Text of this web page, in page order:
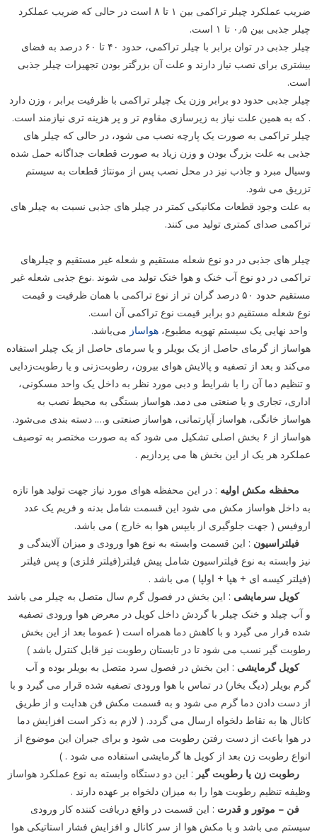
ضریب عملکرد چیلر تراکمی بین ۱ تا ۸ است در حالی که ضریب عملکرد
چیلر جذبی بین ۰٫۵ تا ۱ است.
چیلر جذبی در توان برابر با چیلر تراکمی، حدود ۴۰ تا ۶۰ درصد به فضای
بیشتری برای نصب نیاز دارند و علت آن بزرگتر بودن تجهیزات چیلر جذبی
است.
چیلر جذبی حدود دو برابر وزن یک چیلر تراکمی با ظرفیت برابر ، وزن دارد
. که به همین علت نیاز به زیرسازی مقاوم تر و پر هزینه تری نیازمند است.
چیلر تراکمی به صورت یک پارچه نصب می شود، در حالی که چیلر های
جذبی به علت بزرگ بودن و وزن زیاد به صورت قطعات جداگانه حمل شده
وسیال مبرد و جاذب نیز در محل نصب پس از مونتاژ قطعات به سیستم
تزریق می شود.
به علت وجود قطعات مکانیکی کمتر در چیلر های جذبی نسبت به چیلر های
تراکمی صدای کمتری تولید می کنند.
چیلر های جذبی در دو نوع شعله مستقیم و شعله غیر مستقیم و چیلرهای
تراکمی در دو نوع آب خنک و هوا خنک تولید می شوند .نوع جذبی شعله غیر
مستقیم حدود ۵۰ درصد گران تر از نوع تراکمی با همان ظرفیت و قیمت
نوع شعله مستقیم دو برابر قیمت نوع تراکمی آن است.
واحد نهایی یک سیستم تهویه مطبوع، هواساز می‌باشد.
هواساز از گرمای حاصل از یک بویلر و یا سرمای حاصل از یک چیلر استفاده
می‌کند و بعد از تصفیه و پالایش هوای بیرون، رطوبت‌زنی و یا رطوبت‌زدایی
و تنظیم دما آن را با شرایط و دبی مورد نظر به داخل یک واحد مسکونی،
اداری، تجاری و یا صنعتی می دمد. هواساز بستگی به محیط نصب به
هواساز خانگی، هواساز آپارتمانی، هواساز صنعتی و…. دسته بندی می‌شود.
هواساز از ۶ بخش اصلی تشکیل می شود که به صورت مختصر به توصیف
عملکرد هر یک از این بخش ها می پردازیم .
محفظه مکش اولیه : در این محفظه هوای مورد نیاز جهت تولید هوا تازه
به داخل هواساز مکش می شود این قسمت شامل بدنه و فریم یک عدد
اروفیس ( جهت جلوگیری از بایپس هوا به خارج ) می باشد.
فیلتراسیون : این قسمت وابسته به نوع هوا ورودی و میزان آلایندگی و
نیز وابسته به نوع فیلتراسیون شامل پیش فیلتر(فیلتر فلزی) و پس فیلتر
(فیلتر کیسه ای + هپا + اولپا ) می باشد .
کویل سرمایشی : این بخش در فصول گرم سال متصل به چیلر می باشد
و آب چیلد و خنک چیلر با گردش داخل کویل در معرض هوا ورودی تصفیه
شده قرار می گیرد و با کاهش دما همراه است ( عموما بعد از این بخش
رطوبت گیر نسب می شود تا در تابستان رطوبت نیز قابل کنترل باشد )
کویل گرمایشی : این بخش در فصول سرد متصل به بویلر بوده و آب
گرم بویلر (دیگ بخار) در تماس با هوا ورودی تصفیه شده قرار می گیرد و با
از دست دادن دما گرم می شود و به قسمت مکش فن هدایت و از طریق
کانال ها به نقاط دلخواه ارسال می گردد. ( لازم به ذکر است افزایش دما
در هوا باعث از دست رفتن رطوبت می شود و برای جبران این موضوع از
انواع رطوبت زن بعد از کویل ها گرمایشی استفاده می شود . )
رطوبت زن یا رطوبت گیر : این دو دستگاه وابسته به نوع عملکرد هواساز
وظیفه تنظیم رطوبت هوا را به میزان دلخواه بر عهده دارند .
فن – موتور و قدرت : این قسمت در واقع دریافت کننده کار ورودی
سیستم می باشد و با مکش هوا از سر کانال و افزایش فشار استاتیکی هوا